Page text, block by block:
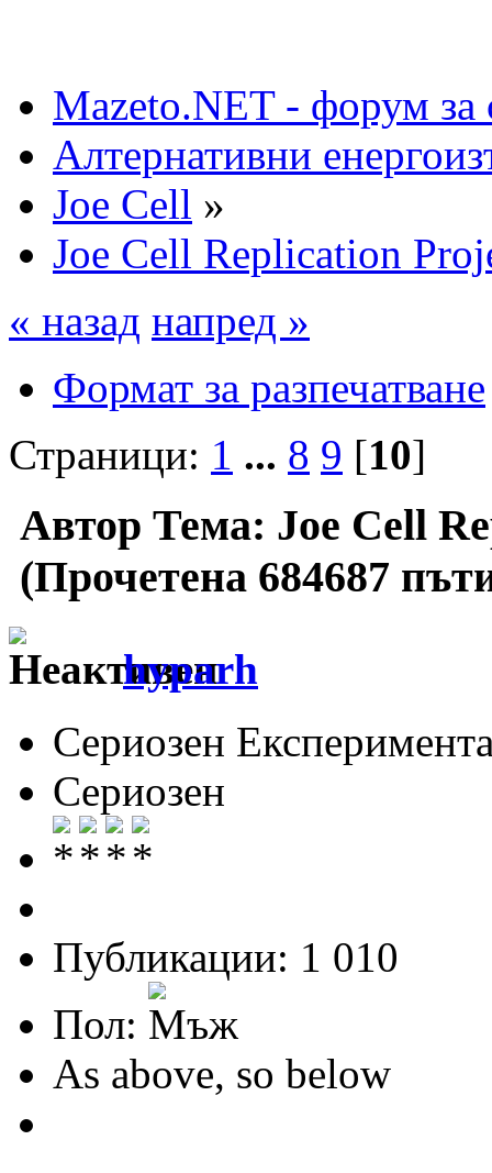
Mazeto.NET - форум за
Алтернативни
Joe Cell »
Joe Cell Replication
« назад напред »
Формат за разпечатване
Страници: 1 ... 8 9 [10]
Автор Тема: Joe Cell
(Прочетена 684687
hyparh
Сериозен
Сериозен
Публикации: 1 010
Пол:
As above, so below